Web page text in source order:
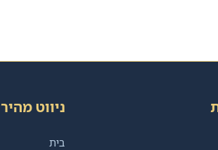
ניווט מהיר
בית